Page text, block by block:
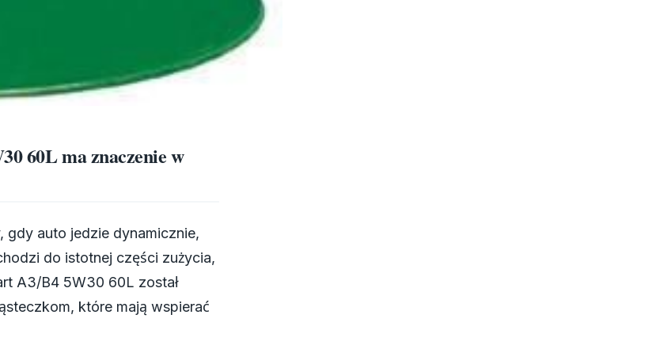
60L ma znaczenie w
gdy auto jedzie dynamicznie,
do istotnej części zużycia,
A3/B4 5W30 60L został
które mają wspierać